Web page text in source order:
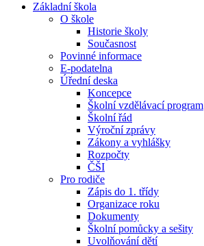
Základní škola
O škole
Historie školy
Současnost
Povinné informace
E-podatelna
Úřední deska
Koncepce
Školní vzdělávací program
Školní řád
Výroční zprávy
Zákony a vyhlášky
Rozpočty
ČŠI
Pro rodiče
Zápis do 1. třídy
Organizace roku
Dokumenty
Školní pomůcky a sešity
Uvolňování dětí